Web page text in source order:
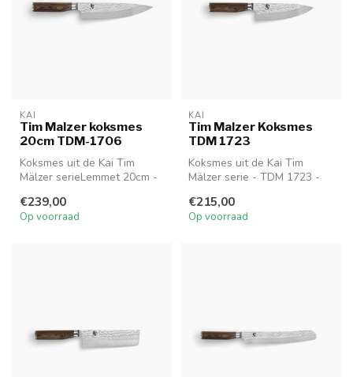
KAI
Tim Malzer koksmes
20cm TDM-1706
Koksmes uit de Kai Tim
Mälzer serieLemmet 20cm -
TDM 1706
€239,00
Op voorraad
KAI
Tim Malzer Koksmes
TDM 1723
Koksmes uit de Kai Tim
Mälzer serie - TDM 1723 -
€215,00
Op voorraad